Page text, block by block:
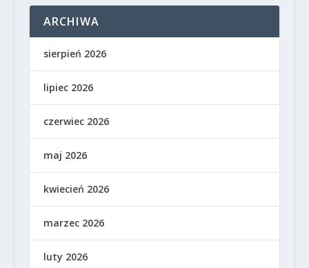
ARCHIWA
sierpień 2026
lipiec 2026
czerwiec 2026
maj 2026
kwiecień 2026
marzec 2026
luty 2026